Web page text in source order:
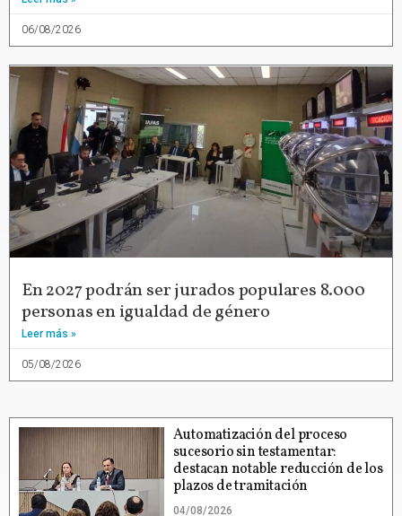
06/08/2026
En 2027 podrán ser jurados populares 8.000
personas en igualdad de género
Leer más »
05/08/2026
Automatización del proceso
sucesorio sin testamentar:
destacan notable reducción de los
plazos de tramitación
04/08/2026